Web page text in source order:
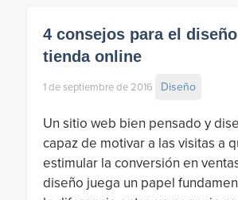
4 consejos para el
tienda online
1 de septiembre de 2016 Diseño
Un sitio web bien pensado y
capaz de motivar a las visitas a
estimular la conversión en
diseño juega un papel